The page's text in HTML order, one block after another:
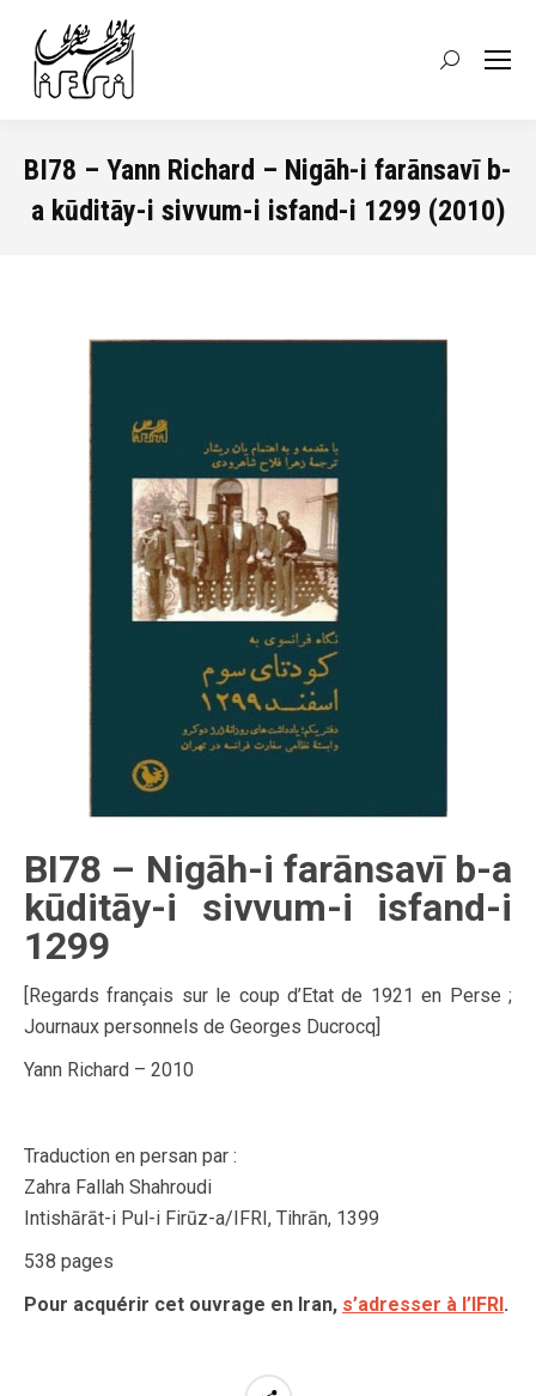
Recherche
BI78 – Yann Richard – Nigāh-i farānsavī b-
a kūditāy-i sivvum-i isfand-i 1299 (2010)
BI78 – Nigāh-i farānsavī b-a
kūditāy-i sivvum-i isfand-i
1299
[Regards français sur le coup d’Etat de 1921 en Perse ;
Journaux personnels de Georges Ducrocq]
Yann Richard – 2010
Traduction en persan par :
Zahra Fallah Shahroudi
Intishārāt-i Pul-i Firūz-a/IFRI, Tihrān, 1399
538 pages
Pour acquérir cet ouvrage en Iran, s’adresser à l’IFRI.